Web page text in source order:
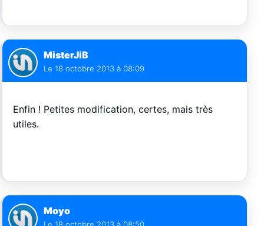
MisterJiB
Le 18 octobre 2013 à 08:09
Enfin ! Petites modification, certes, mais très
utiles.
Moyo